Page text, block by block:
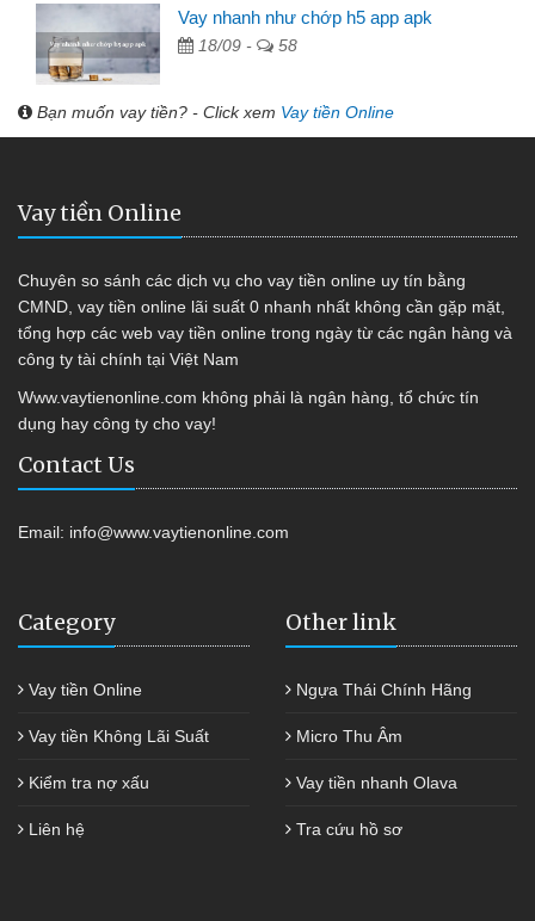
Vay nhanh như chớp h5 app apk
18/09 - 58
Bạn muốn vay tiền? - Click xem Vay tiền Online
Vay tiền Online
Chuyên so sánh các dịch vụ cho vay tiền online uy tín bằng
CMND, vay tiền online lãi suất 0 nhanh nhất không cần gặp mặt,
tổng hợp các web vay tiền online trong ngày từ các ngân hàng và
công ty tài chính tại Việt Nam
Www.vaytienonline.com không phải là ngân hàng, tổ chức tín
dụng hay công ty cho vay!
Contact Us
Email: info@www.vaytienonline.com
Category
Vay tiền Online
Vay tiền Không Lãi Suất
Kiểm tra nợ xấu
Liên hệ
Other link
Ngựa Thái Chính Hãng
Micro Thu Âm
Vay tiền nhanh Olava
Tra cứu hồ sơ